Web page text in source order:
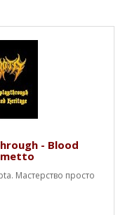
- Blood
Мастерство просто